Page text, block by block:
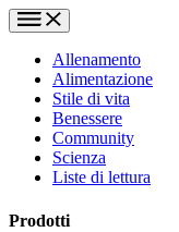
Allenamento
Alimentazione
Stile di vita
Benessere
Community
Scienza
Liste di lettura
Prodotti